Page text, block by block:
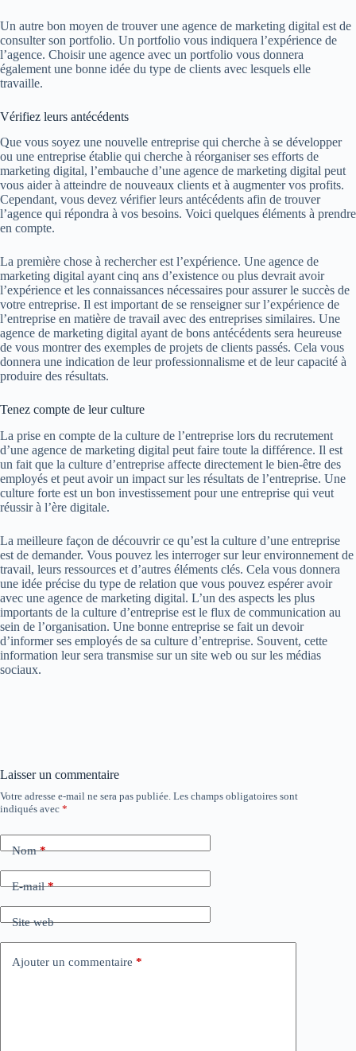
Un autre bon moyen de trouver une agence de marketing digital est de
consulter son portfolio. Un portfolio vous indiquera l’expérience de
l’agence. Choisir une agence avec un portfolio vous donnera
également une bonne idée du type de clients avec lesquels elle
travaille.
Vérifiez leurs antécédents
Que vous soyez une nouvelle entreprise qui cherche à se développer
ou une entreprise établie qui cherche à réorganiser ses efforts de
marketing digital, l’embauche d’une agence de marketing digital peut
vous aider à atteindre de nouveaux clients et à augmenter vos profits.
Cependant, vous devez vérifier leurs antécédents afin de trouver
l’agence qui répondra à vos besoins. Voici quelques éléments à prendre
en compte.
La première chose à rechercher est l’expérience. Une agence de
marketing digital ayant cinq ans d’existence ou plus devrait avoir
l’expérience et les connaissances nécessaires pour assurer le succès de
votre entreprise. Il est important de se renseigner sur l’expérience de
l’entreprise en matière de travail avec des entreprises similaires. Une
agence de marketing digital ayant de bons antécédents sera heureuse
de vous montrer des exemples de projets de clients passés. Cela vous
donnera une indication de leur professionnalisme et de leur capacité à
produire des résultats.
Tenez compte de leur culture
La prise en compte de la culture de l’entreprise lors du recrutement
d’une agence de marketing digital peut faire toute la différence. Il est
un fait que la culture d’entreprise affecte directement le bien-être des
employés et peut avoir un impact sur les résultats de l’entreprise. Une
culture forte est un bon investissement pour une entreprise qui veut
réussir à l’ère digitale.
La meilleure façon de découvrir ce qu’est la culture d’une entreprise
est de demander. Vous pouvez les interroger sur leur environnement de
travail, leurs ressources et d’autres éléments clés. Cela vous donnera
une idée précise du type de relation que vous pouvez espérer avoir
avec une agence de marketing digital. L’un des aspects les plus
importants de la culture d’entreprise est le flux de communication au
sein de l’organisation. Une bonne entreprise se fait un devoir
d’informer ses employés de sa culture d’entreprise. Souvent, cette
information leur sera transmise sur un site web ou sur les médias
sociaux.
Laisser un commentaire
Votre adresse e-mail ne sera pas publiée. Les champs obligatoires sont
indiqués avec *
Nom*
E-mail*
Site web
Ajouter un commentaire *